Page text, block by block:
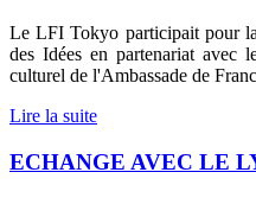
Le LFI Tokyo participait pour
des Idées en partenariat avec
culturel de l'Ambassade de
Lire la suite
ECHANGE AVEC LE